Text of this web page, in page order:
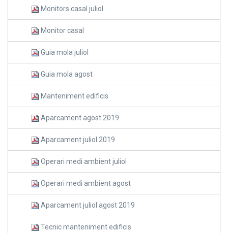
Monitors casal juliol
Monitor casal
Guia mola juliol
Guia mola agost
Manteniment edificis
Aparcament agost 2019
Aparcament juliol 2019
Operari medi ambient juliol
Operari medi ambient agost
Aparcament juliol agost 2019
Tecnic manteniment edificis